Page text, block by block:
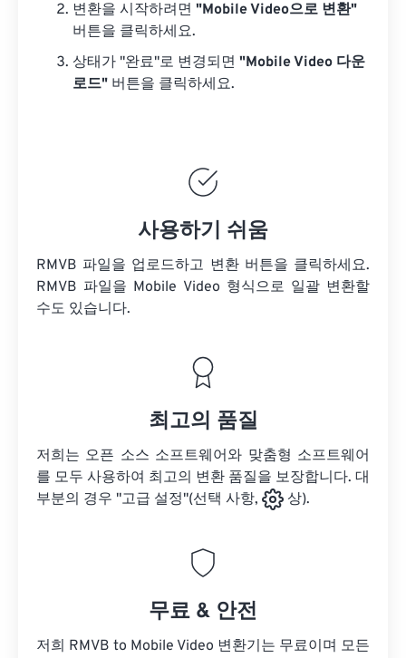
변환을 시작하려면 "Mobile Video으로 변환"
버튼을 클릭하세요.
상태가 "완료"로 변경되면 "Mobile Video 다운
로드" 버튼을 클릭하세요.
사용하기 쉬움
RMVB 파일을 업로드하고 변환 버튼을 클릭하세요.
RMVB 파일을 Mobile Video 형식으로 일괄 변환할
수도 있습니다.
최고의 품질
저희는 오픈 소스 소프트웨어와 맞춤형 소프트웨어
를 모두 사용하여 최고의 변환 품질을 보장합니다. 대
부분의 경우 "고급 설정"(선택 사항,
상).
무료 & 안전
저희 RMVB to Mobile Video 변환기는 무료이며 모든